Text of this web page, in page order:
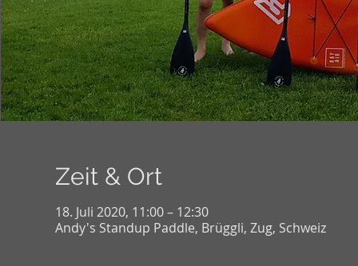
Zeit & Ort
18. Juli 2020, 11:00 – 12:30
Andy's Standup Paddle, Brüggli, Zug, Schweiz